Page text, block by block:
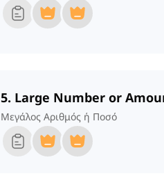
5. Large Number or
Μεγάλος Αριθμός ή Ποσό